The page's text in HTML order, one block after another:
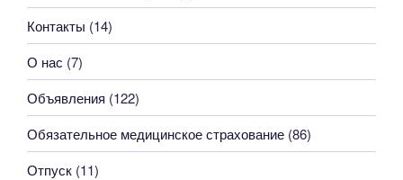
Контакты (14)
О нас (7)
Объявления (122)
Обязательное медицинское страхование (86)
Отпуск (11)